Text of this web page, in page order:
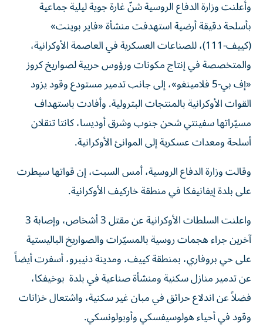
وأعلنت وزارة الدفاع الروسية شنّ غارة جوية ليلية جماعية
بأسلحة دقيقة أرضية استهدفت منشأة «فاير بوينت»
(كييف-111)، للصناعات العسكرية في العاصمة الأوكرانية،
والمتخصصة في إنتاج مكونات ورؤوس حربية لصواريخ كروز
«إف بي-5 فلامينغو»، إلى جانب تدمير مستودع وقود يزود
القوات الأوكرانية بالمنتجات البترولية. وأفادت باستهداف
مسيّراتها سفينتي شحن جنوب وشرق أوديسا، كانتا تنقلان
أسلحة ومعدات عسكرية إلى الموانئ الأوكرانية.
و​قالت وزارة ‌الدفاع ‌الروسية، أمس السبت، ‌إن قواتها سيطرت
على بلدة إيفانيفكا ​في منطقة ‌خاركيف الأوكرانية.
واعلنت السلطات الأوكرانية عن مقتل 3 أشخاص، وإصابة 3
آخرين جراء هجمات روسية بالمسيّرات والصواريخ الباليستية
على حي بروفاري، بمنطقة كييف، ومدينة دنيبرو، أسفرت أيضاً
عن تدمير منازل سكنية ومنشأة صناعية في بلدة بوخيفكا،
فضلاً عن اندلاع حرائق في مبان غير سكنية، واشتعال خزانات
وقود في أحياء هولوسيفسكي وأوبولونسكي.